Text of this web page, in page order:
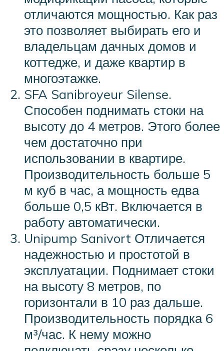
отличаются мощностью. Как раз
это позволяет выбирать его и
владельцам дачных домов и
коттедже, и даже квартир в
многоэтажке.
SFA Sanibroyeur Silense.
Способен поднимать стоки на
высоту до 4 метров. Этого более
чем достаточно при
использовании в квартире.
Производительность больше 5
м куб в час, а мощность едва
больше 0,5 кВт. Включается в
работу автоматически.
Unipump Sanivort Отличается
надежностью и простотой в
эксплуатации. Поднимает стоки
на высоту 8 метров, по
горизонтали в 10 раз дальше.
Производительность порядка 6
м³/час. К нему можно